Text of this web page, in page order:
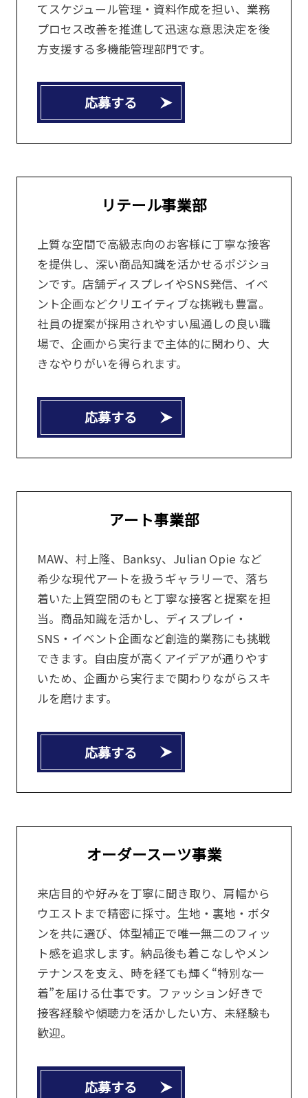
てスケジュール管理・資料作成を担い、業務
プロセス改善を推進して迅速な意思決定を後
方支援する多機能管理部門です。
応募する
リテール事業部
上質な空間で高級志向のお客様に丁寧な接客
を提供し、深い商品知識を活かせるポジショ
ンです。店舗ディスプレイやSNS発信、イベ
ント企画などクリエイティブな挑戦も豊富。
社員の提案が採用されやすい風通しの良い職
場で、企画から実行まで主体的に関わり、大
きなやりがいを得られます。
応募する
アート事業部
MAW、村上隆、Banksy、Julian Opie など
希少な現代アートを扱うギャラリーで、落ち
着いた上質空間のもと丁寧な接客と提案を担
当。商品知識を活かし、ディスプレイ・
SNS・イベント企画など創造的業務にも挑戦
できます。自由度が高くアイデアが通りやす
いため、企画から実行まで関わりながらスキ
ルを磨けます。
応募する
オーダースーツ事業
来店目的や好みを丁寧に聞き取り、肩幅から
ウエストまで精密に採寸。生地・裏地・ボタ
ンを共に選び、体型補正で唯一無二のフィッ
ト感を追求します。納品後も着こなしやメン
テナンスを支え、時を経ても輝く“特別な一
着”を届ける仕事です。ファッション好きで
接客経験や傾聴力を活かしたい方、未経験も
歓迎。
応募する